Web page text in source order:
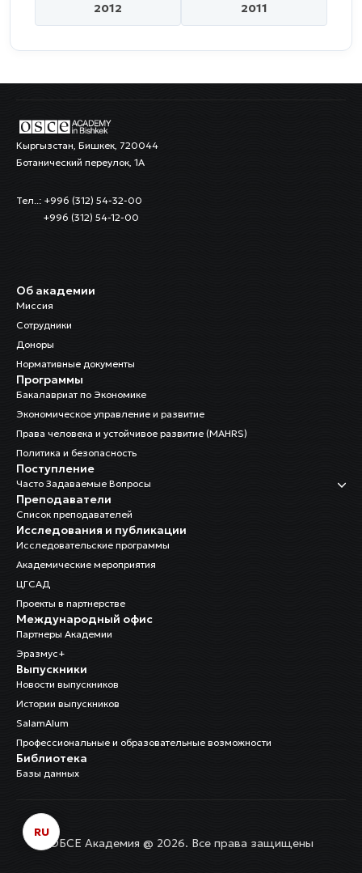
2012 2011
Кыргызстан, Бишкек, 720044
Ботанический переулок, 1А
Тел..: +996 (312) 54-32-00
+996 (312) 54-12-00
Об академии
Миссия
Сотрудники
Доноры
Нормативные документы
Программы
Бакалавриат по Экономике
Экономическое управление и развитие
Права человека и устойчивое развитие (MAHRS)
Политика и безопасность
Поступление
Часто Задаваемые Вопросы
Преподаватели
Список преподавателей
Исследования и публикации
Исследовательские программы
Академические мероприятия
ЦГСАД
Проекты в партнерстве
Международный офис
Партнеры Академии
Эразмус+
Выпускники
Новости выпускников
Истории выпускников
SalamAlum
Профессиональные и образовательные возможности
Библиотека
Базы данных
ОБСЕ Академия @ 2026. Все права защищены
RU